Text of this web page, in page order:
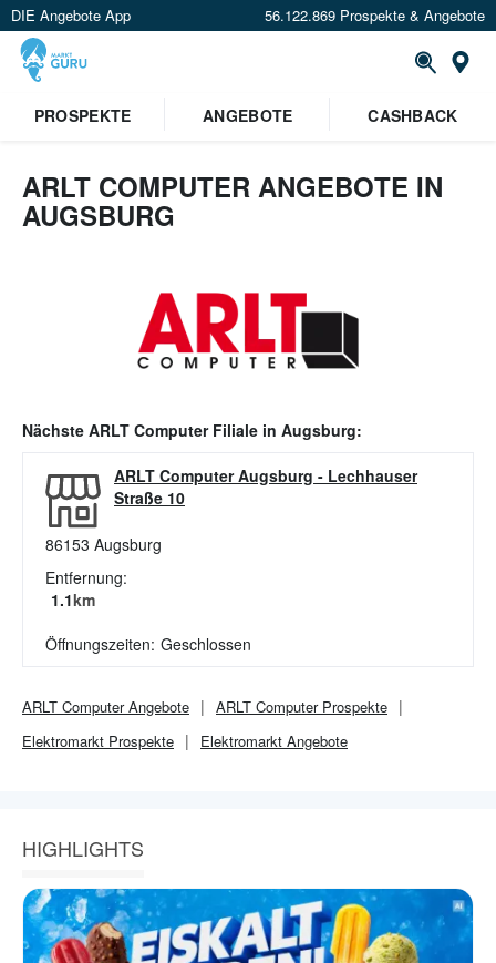
DIE Angebote App 56.122.869 Prospekte & Angebote
PROSPEKTE
ANGEBOTE CASHBACK
ARLT COMPUTER ANGEBOTE IN
AUGSBURG
Nächste ARLT ComputerFiliale in Augsburg:
ARLT Computer Augsburg - Lechhauser
Straße 10
86153 Augsburg
Entfernung:
1.1km
Öffnungszeiten: Geschlossen
ARLT ComputerAngebote ARLT ComputerProspekte
Elektromarkt Prospekte Elektromarkt Angebote
HIGHLIGHTS